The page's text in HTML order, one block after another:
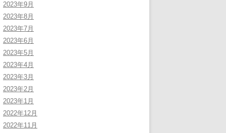
2023年9月
2023年8月
2023年7月
2023年6月
2023年5月
2023年4月
2023年3月
2023年2月
2023年1月
2022年12月
2022年11月